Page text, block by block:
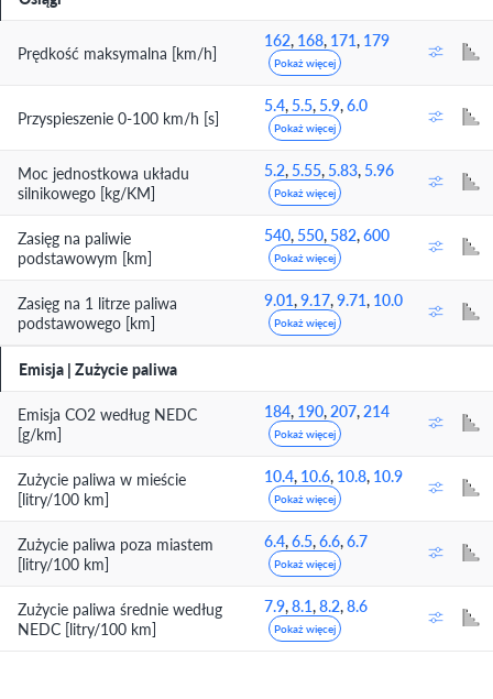
Prędkość maksymalna [km/h]
162, 168, 171, 179
Pokaż więcej
Przyspieszenie 0-100 km/h [s]
5.4, 5.5, 5.9,6.0
Pokaż więcej
Moc jednostkowa układu
silnikowego [kg/KM]
5.2, 5.55, 5.83, 5.96
Pokaż więcej
Zasięg na paliwie
podstawowym [km]
540, 550, 582,600
Pokaż więcej
Zasięg na 1 litrze paliwa
podstawowego [km]
9.01,9.17,9.71, 10.0
Pokaż więcej
Emisja | Zużycie paliwa
Emisja CO2 według NEDC
[g/km]
184, 190,207,214
Pokaż więcej
Zużycie paliwa w mieście
[litry/100 km]
10.4, 10.6, 10.8, 10.9
Pokaż więcej
Zużycie paliwa poza miastem
[litry/100 km]
6.4,6.5,6.6,6.7
Pokaż więcej
Zużycie paliwa średnie według
NEDC [litry/100 km]
7.9,8.1,8.2,8.6
Pokaż więcej